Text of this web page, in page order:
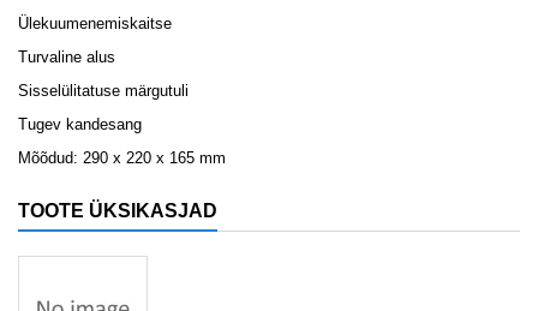
Ülekuumenemiskaitse
Turvaline alus
Sisselülitatuse märgutuli
Tugev kandesang
Mõõdud: 290 x 220 x 165 mm
TOOTE ÜKSIKASJAD